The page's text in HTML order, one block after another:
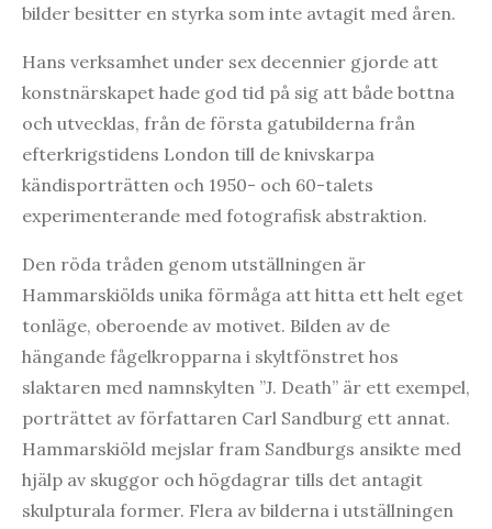
bilder besitter en styrka som inte avtagit med åren.
Hans verksamhet under sex decennier gjorde att
konstnärskapet hade god tid på sig att både bottna
och utvecklas, från de första gatubilderna från
efterkrigstidens London till de knivskarpa
kändisporträtten och 1950- och 60-talets
experimenterande med fotografisk abstraktion.
Den röda tråden genom utställningen är
Hammarskiölds unika förmåga att hitta ett helt eget
tonläge, oberoende av motivet. Bilden av de
hängande fågelkropparna i skyltfönstret hos
slaktaren med namnskylten ”J. Death” är ett exempel,
porträttet av författaren Carl Sandburg ett annat.
Hammarskiöld mejslar fram Sandburgs ansikte med
hjälp av skuggor och högdagrar tills det antagit
skulpturala former. Flera av bilderna i utställningen